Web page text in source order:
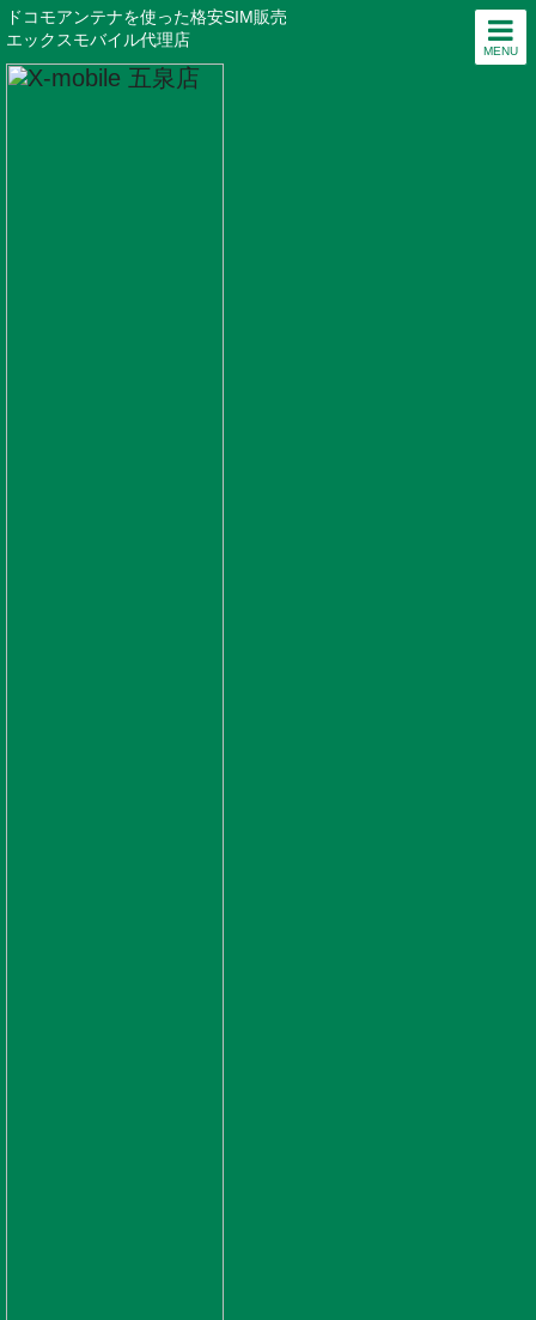
MENU
ドコモアンテナを使った格安SIM販売
エックスモバイル代理店